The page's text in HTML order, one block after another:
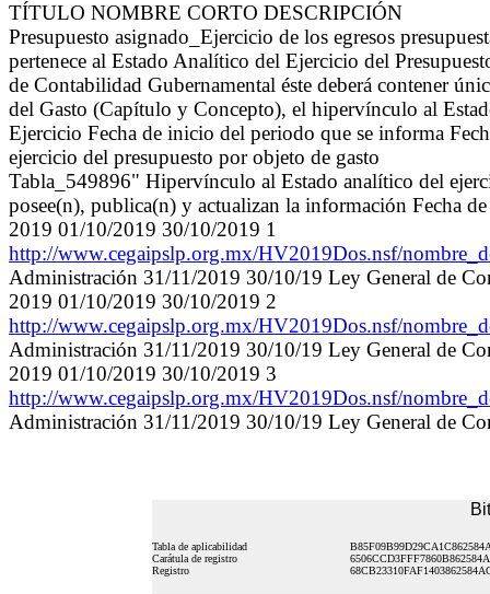
TÍTULO NOMBRE CORTO DESCRIPCIÓN
Presupuesto asignado_Ejercicio de los egresos
pertenece al Estado Analítico del Ejercicio del
de Contabilidad Gubernamental éste deberá contener
del Gasto (Capítulo y Concepto), el hipervínculo al
Ejercicio Fecha de inicio del periodo que se informa
ejercicio del presupuesto por objeto de gasto
Tabla_549896" Hipervínculo al Estado analítico del
posee(n), publica(n) y actualizan la información Fecha
2019 01/10/2019 30/10/2019 1
http://www.cegaipslp.org.mx/HV2019Dos.nsf/
Administración 31/11/2019 30/10/19 Ley General de
2019 01/10/2019 30/10/2019 2
http://www.cegaipslp.org.mx/HV2019Dos.nsf/
Administración 31/11/2019 30/10/19 Ley General de
2019 01/10/2019 30/10/2019 3
http://www.cegaipslp.org.mx/HV2019Dos.nsf/
Administración 31/11/2019 30/10/19 Ley General de
Tabla de aplicabilidad
Carátula de registro
Registro